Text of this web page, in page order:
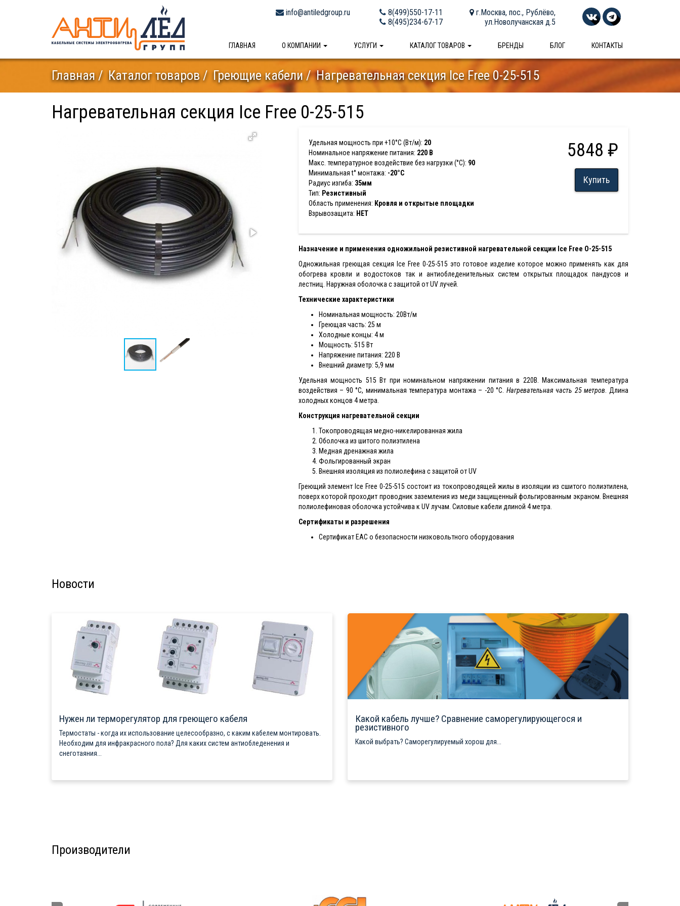
info@antiledgroup.ru
8(499)550-17-11
8(495)234-67-17
г.Москва, пос., Рублёво,
ул.Новолучанская д.5
ГЛАВНАЯ О КОМПАНИИ УСЛУГИ КАТАЛОГ ТОВАРОВ БРЕНДЫ БЛОГ КОНТАКТЫ
Главная Каталог товаров Греющие кабели Нагревательная секция Ice Free 0-25-515
Нагревательная секция Ice Free 0-25-515
Удельная мощность при +10°С (Вт/м): 20
Номинальное напряжение питания: 220 В
Макс. температурное воздействие без нагрузки (°С): 90
Минимальная t° монтажа: -20°C
Радиус изгиба: 35мм
Тип: Резистивный
Область применения: Кровля и открытые площадки
Взрывозащита: НЕТ
5848 ₽
Купить
Назначение и применения одножильной резистивной нагревательной секции Ice Free O-25-515
Одножильная греющая секция Ice Free 0-25-515 это готовое изделие которое можно применять как для
обогрева кровли и водостоков так и антиобледенительных систем открытых площадок пандусов и
лестниц. Наружная оболочка с защитой от UV лучей.
Технические характеристики
Номинальная мощность: 20Вт/м
Греющая часть: 25 м
Холодные концы: 4 м
Мощность: 515 Вт
Напряжение питания: 220 В
Внешний диаметр: 5,9 мм
Удельная мощность 515 Вт при номинальном напряжении питания в 220В. Максимальная температура
воздействия – 90 °С, минимальная температура монтажа – -20 °С. Нагревательная часть 25 метров . Длина
холодных концов 4 метра.
Конструкция нагревательной секции
Токопроводящая медно-никелированная жила
Оболочка из шитого полиэтилена
Медная дренажная жила
Фольгированный экран
Внешняя изоляция из полиолефина с защитой от UV
Греющий элемент Ice Free 0-25-515 состоит из токопроводящей жилы в изоляции из сшитого полиэтилена,
поверх которой проходит проводник заземления из меди защищенный фольгированным экраном. Внешняя
полиолефиновая оболочка устойчива к UV лучам. Силовые кабели длиной 4 метра.
Сертификаты и разрешения
Сертификат EAC о безопасности низковольтного оборудования
Новости
Нужен ли терморегулятор для греющего кабеля
Термостаты - когда их использование целесообразно, с каким кабелем монтировать.
Необходим для инфракрасного пола? Для каких систем антиобледенения и
снеготаяния...
Какой кабель лучше? Сравнение саморегулирующегося и
резистивного
Какой выбрать? Саморегулируемый хорош для...
Производители